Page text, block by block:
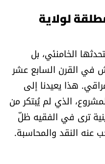
لولاية
الخامنئي، بل
القرن السابع عشر
هذا يعيدنا إلى
الذي لم يُبتكر من
ترى في الفقيه ظلّ
عنه النقد والمحاسبة.